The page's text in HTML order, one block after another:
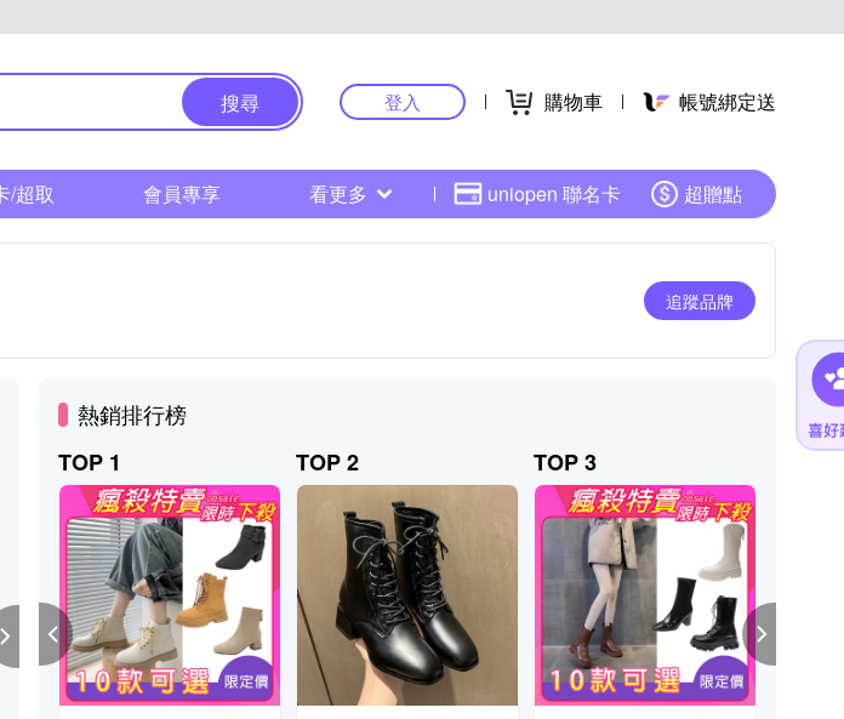
搜尋 登入 購物車 帳號綁定送
/超取 會員專享 看更多 uniopen 聯名卡 超贈點
追蹤品牌
熱銷排行榜
TOP 1
TOP 2 TOP 3